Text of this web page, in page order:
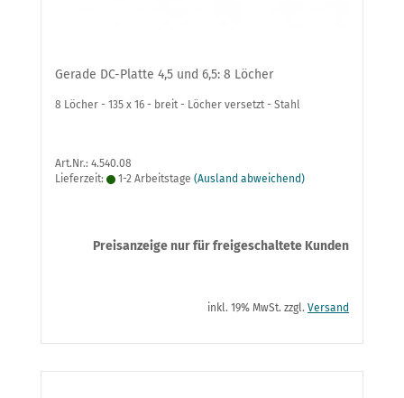
Gerade DC-Platte 4,5 und 6,5: 8 Löcher
8 Löcher - 135 x 16 - breit - Löcher versetzt - Stahl
Art.Nr.: 4.540.08
Lieferzeit:
1-2 Arbeitstage (Ausland abweichend)
Preisanzeige nur für freigeschaltete Kunden
inkl. 19% MwSt. zzgl. Versand